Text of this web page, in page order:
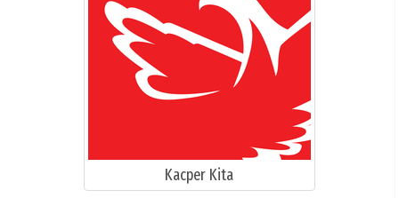
Kacper Kita